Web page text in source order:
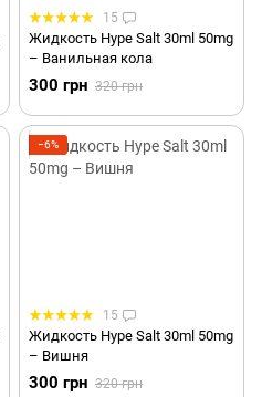
15
Жидкость Hype Salt 30ml 50mg
– Ванильная кола
300 грн 320 грн
−6%
15
Жидкость Hype Salt 30ml 50mg
– Вишня
300 грн 320 грн